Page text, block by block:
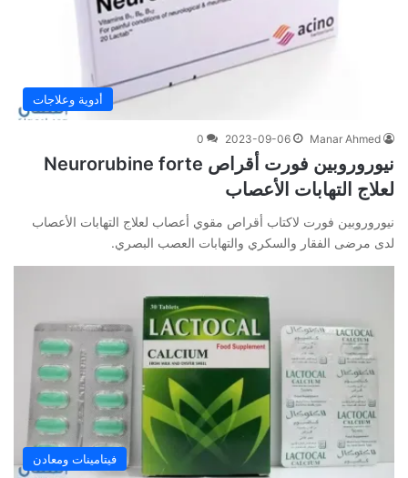
أدوية وعلاجات
Manar Ahmed
2023-09-06
0
نيوروروبين فورت أقراص Neurorubine forte
لعلاج التهابات الأعصاب
نيوروروبين فورت لاكتاب أقراص مقوي أعصاب لعلاج التهابات الأعصاب
لدى مرضى الفقار والسكري والتهابات العصب البصري.
فيتامينات ومعادن